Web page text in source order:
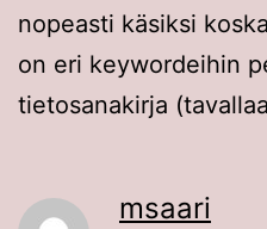
nopeasti käsiksi
on eri keywordeihin
tietosanakirja
msaari